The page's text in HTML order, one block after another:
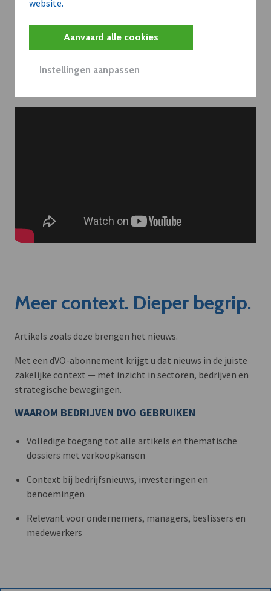
website.
Aanvaard alle cookies
Instellingen aanpassen
Meer context. Dieper begrip.
Artikels zoals deze brengen het nieuws.
Met een dVO-abonnement krijgt u dat nieuws in de juiste
zakelijke context — met inzicht in sectoren, bedrijven en
strategische bewegingen.
WAAROM BEDRIJVEN DVO GEBRUIKEN
Volledige toegang tot alle artikels en thematische
dossiers met verkoopkansen
Context bij bedrijfsnieuws, investeringen en
benoemingen
Relevant voor ondernemers, managers, beslissers en
medewerkers